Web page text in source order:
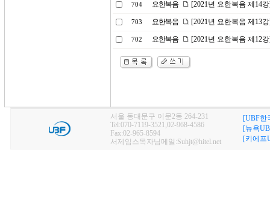
704 요한복음 [2021년 요한복음 제14
703 요한복음 [2021년 요한복음 제13
702 요한복음 [2021년 요한복음 제12
서울 동대문구 이문2동 264-231
Tel:070-7119-3521,02-968-4586
Fax:02-965-8594
서제임스목자님메일:Suhjt@hitel.net
[UBF한
[뉴욕
[키에프